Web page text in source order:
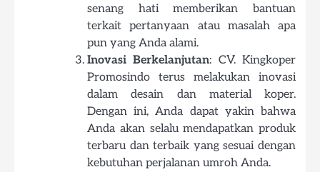
senang hati memberikan bantuan
terkait pertanyaan atau masalah apa
pun yang Anda alami.
Inovasi Berkelanjutan: CV. Kingkoper
Promosindo terus melakukan inovasi
dalam desain dan material koper.
Dengan ini, Anda dapat yakin bahwa
Anda akan selalu mendapatkan produk
terbaru dan terbaik yang sesuai dengan
kebutuhan perjalanan umroh Anda.